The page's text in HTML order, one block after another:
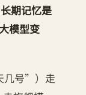
期记忆是
模型变
几号”）走